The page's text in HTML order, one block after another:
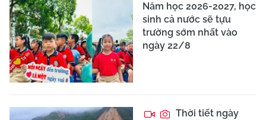
Năm học 2026-2027, học
sinh cả nước sẽ tựu
trường sớm nhất vào
ngày 22/8
Thời tiết ngày